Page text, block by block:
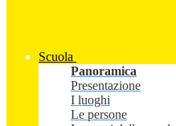
Scuola
Panoramica
Presentazione
I luoghi
Le persone